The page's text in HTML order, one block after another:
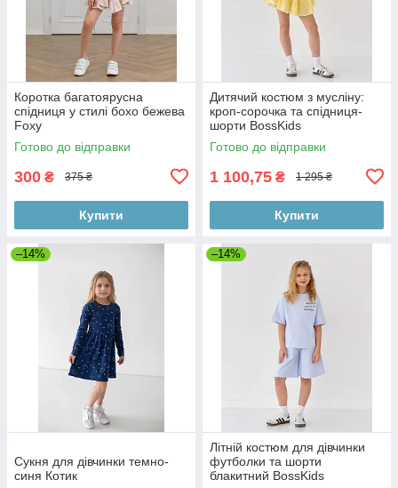
Коротка багатоярусна
спідниця у стилі бохо бежева
Foxy
Готово до відправки
300 ₴ 375 ₴
Купити
Дитячий костюм з мусліну:
кроп-сорочка та спідниця-
шорти BossKids
Готово до відправки
1 100,75 ₴ 1 295 ₴
Купити
–14%
Сукня для дівчинки темно-
синя Котик
–14%
Літній костюм для дівчинки
футболки та шорти
блакитний BossKids